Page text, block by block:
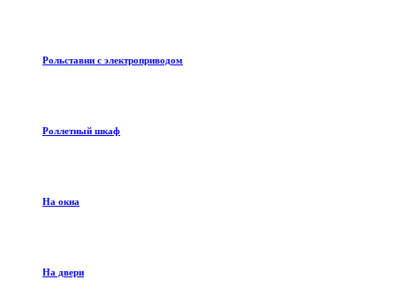
Рольставни с электроприводом
Роллетный шкаф
На окна
На двери